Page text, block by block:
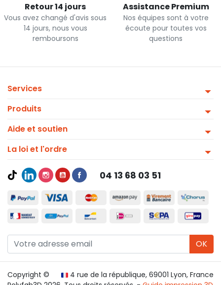
Retour 14 jours
Vous avez changé d'avis sous
14 jours, nous vous
remboursons
Assistance Premium
Nos équipes sont à votre
écoute pour toutes vos
questions
Services
Produits
Aide et soutien
La loi et l'ordre
04 13 68 03 51
OK
4 rue de la république, 69001 Lyon, France
Copyright ©